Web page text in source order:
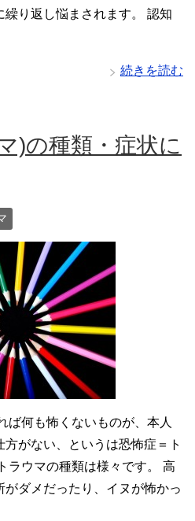
り返し悩まされます。 認知
続きを読む
)の種類・症状に
ば何も怖くないものが、本人
がない、というは恐怖症＝ト
ラウマの種類は様々です。 高
ダメだったり、イヌが怖かっ